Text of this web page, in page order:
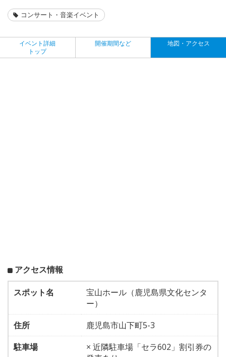
コンサート・音楽イベント
イベント詳細
トップ
開催期間など 地図・アクセス
アクセス情報
スポット名
宝山ホール（鹿児島県文化センタ
ー）
住所
鹿児島市山下町5-3
駐車場
× 近隣駐車場「セラ602」割引券の